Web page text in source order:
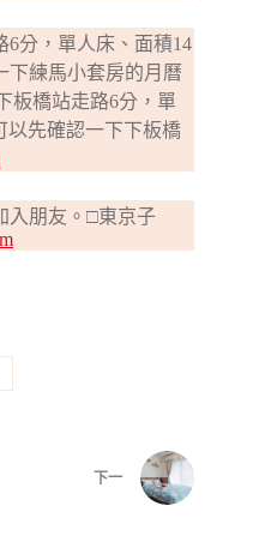
6分，單人床、面積14
下練馬小套房的月曆
板橋站走路6分，單
以先確認一下下板橋
入朋友。□東京子
下一